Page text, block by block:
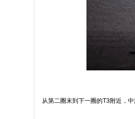
从第二圈末到下一圈的T3附近，